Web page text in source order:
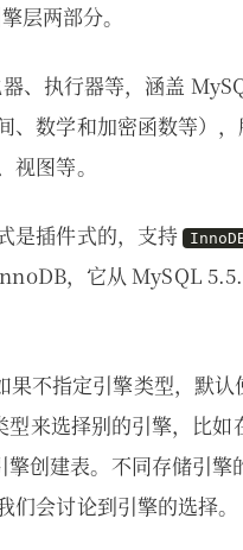
层两部分。
、执行器等，涵盖
、数学和加密函数等）
图等。
是插件式的，支持
，它从 MySQL
果不指定引擎类型，默认
来选择别的引擎，比如
擎创建表。不同存储引擎
会讨论到引擎的选择。